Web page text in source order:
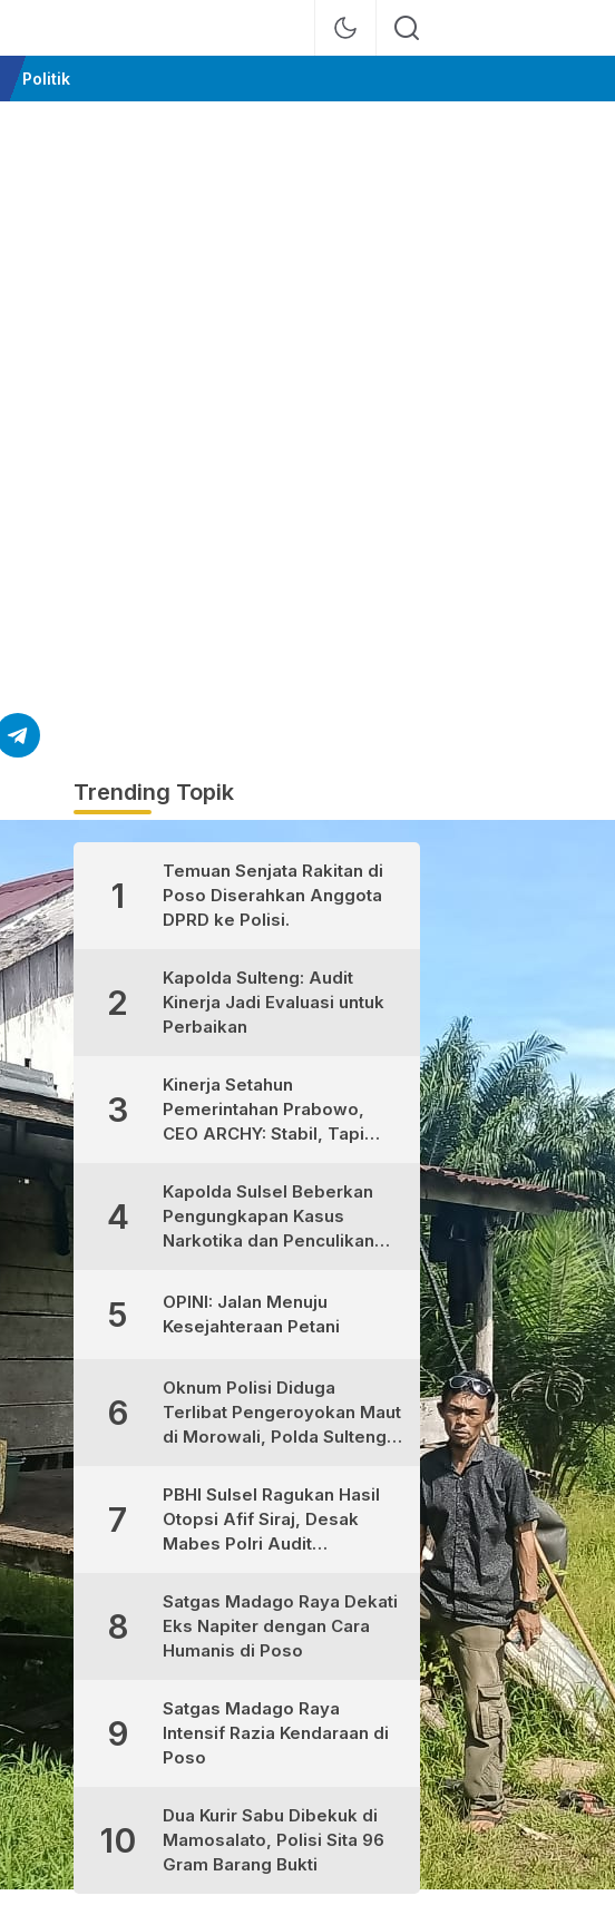
Politik
Trending Topik
1
Temuan Senjata Rakitan di
Poso Diserahkan Anggota
DPRD ke Polisi.
2
Kapolda Sulteng: Audit
Kinerja Jadi Evaluasi untuk
Perbaikan
3
Kinerja Setahun
Pemerintahan Prabowo,
CEO ARCHY: Stabil, Tapi
4
Kapolda Sulsel Beberkan
Pengungkapan Kasus
Narkotika dan Penculikan
5
OPINI: Jalan Menuju
Kesejahteraan Petani
6
Oknum Polisi Diduga
Terlibat Pengeroyokan Maut
di Morowali, Polda Sulteng
7
PBHI Sulsel Ragukan Hasil
Otopsi Afif Siraj, Desak
Mabes Polri Audit
8
Satgas Madago Raya Dekati
Eks Napiter dengan Cara
Humanis di Poso
9
Satgas Madago Raya
Intensif Razia Kendaraan di
Poso
10
Dua Kurir Sabu Dibekuk di
Mamosalato, Polisi Sita 96
Gram Barang Bukti